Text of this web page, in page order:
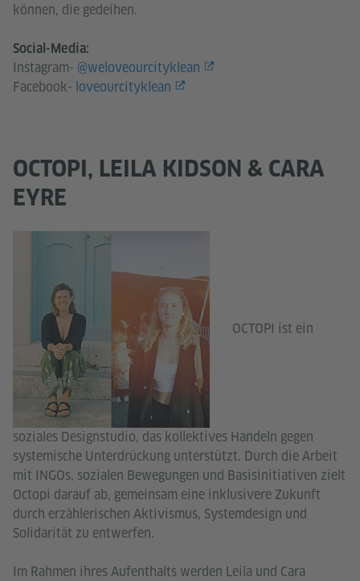
können, die gedeihen.
Social-Media:
Instagram- @weloveourcityklean
Facebook- loveourcityklean
OCTOPI, LEILA KIDSON & CARA
EYRE
OCTOPI ist ein
soziales Designstudio, das kollektives Handeln gegen
systemische Unterdrückung unterstützt. Durch die Arbeit
mit INGOs, sozialen Bewegungen und Basisinitiativen zielt
Octopi darauf ab, gemeinsam eine inklusivere Zukunft
durch erzählerischen Aktivismus, Systemdesign und
Solidarität zu entwerfen.
Im Rahmen ihres Aufenthalts werden Leila und Cara